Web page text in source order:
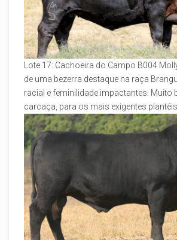
Lote 17: Cachoeira do Campo B004
de uma bezerra destaque na raça
racial e feminilidade impactantes. Muito
carcaça, para os mais exigentes